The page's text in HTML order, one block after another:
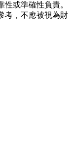
或準確性負責。
考，不應被視為財